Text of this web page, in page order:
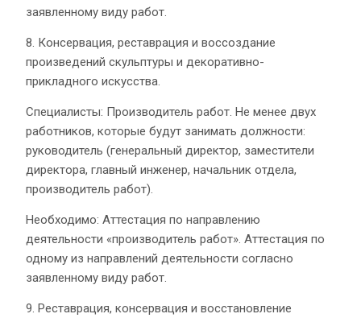
заявленному виду работ.
8. Консервация, реставрация и воссоздание
произведений скульптуры и декоративно-
прикладного искусства.
Специалисты: Производитель работ. Не менее двух
работников, которые будут занимать должности:
руководитель (генеральный директор, заместители
директора, главный инженер, начальник отдела,
производитель работ).
Необходимо: Аттестация по направлению
деятельности «производитель работ». Аттестация по
одному из направлений деятельности согласно
заявленному виду работ.
9. Реставрация, консервация и восстановление